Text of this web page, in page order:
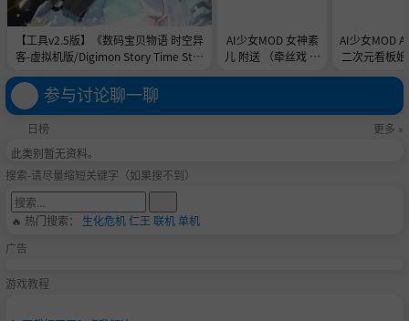
【工具v2.5版】《数码宝贝物语 时空异
客-虚拟机版/Digimon Story Time Stra
官中免安装-简中31.1GB
AI少女MOD 女神素
儿 附送 （牵丝戏 舞
AI少女MOD A
二次元看板
参与讨论聊一聊
日榜
更多 »
此类别暂无资料。
搜索-请尽量缩短关键字（如果搜不到）
🔥 热门搜索： 生化危机仁王 联机单机
广告
游戏教程